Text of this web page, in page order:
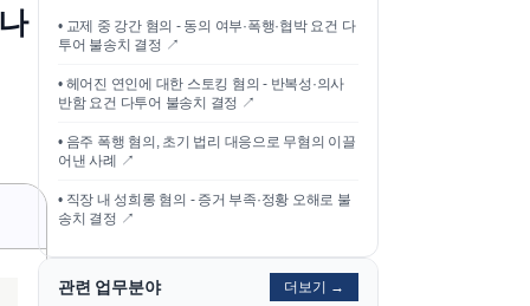
• 교제 중 강간 혐의 - 동의 여부·폭행·협박 요건 다
투어 불송치 결정 ↗
• 헤어진 연인에 대한 스토킹 혐의 - 반복성·의사
반함 요건 다투어 불송치 결정 ↗
• 음주 폭행 혐의, 초기 법리 대응으로 무혐의 이끌
어낸 사례
↗
• 직장 내 성희롱 혐의 - 증거 부족·정황 오해로 불
송치 결정 ↗
관련 업무분야 더보기 →